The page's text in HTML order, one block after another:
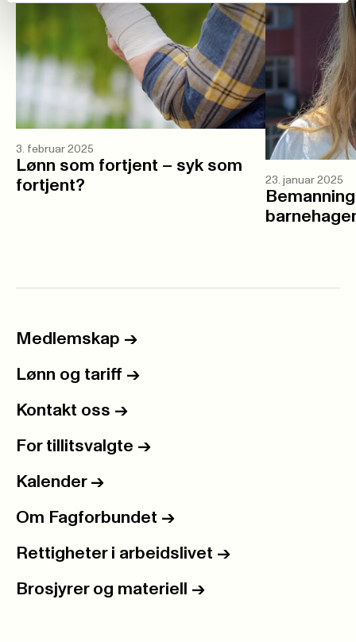
3. februar 2025
Lønn som fortjent – syk som
fortjent?
23. januar 2025
Medlemskap ->
Lønn og tariff ->
Kontakt oss ->
For tillitsvalgte ->
Kalender ->
Om Fagforbundet ->
Rettigheter i arbeidslivet ->
Brosjyrer og materiell ->